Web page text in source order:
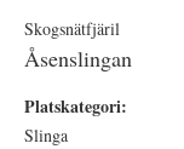
Skogsnätfjäril
Åsenslingan
Platskategori:
Slinga